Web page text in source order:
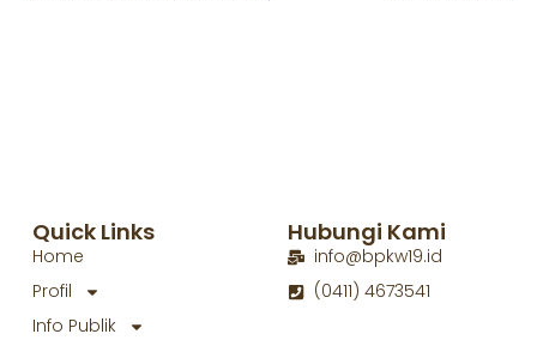
Quick Links
Home
Profil
Info Publik
Hubungi Kami
info@bpkw19.id
(0411) 4673541